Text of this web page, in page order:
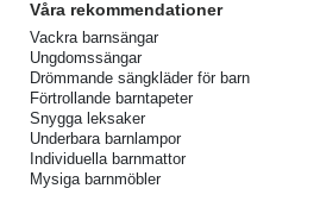
Våra rekommendationer
Vackra barnsängar
Ungdomssängar
Drömmande sängkläder för barn
Förtrollande barntapeter
Snygga leksaker
Underbara barnlampor
Individuella barnmattor
Mysiga barnmöbler